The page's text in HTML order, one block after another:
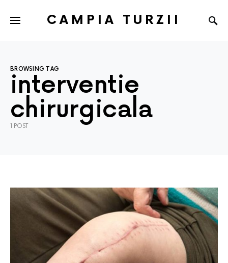
CAMPIA TURZII
BROWSING TAG
interventie
chirurgicala
1 POST